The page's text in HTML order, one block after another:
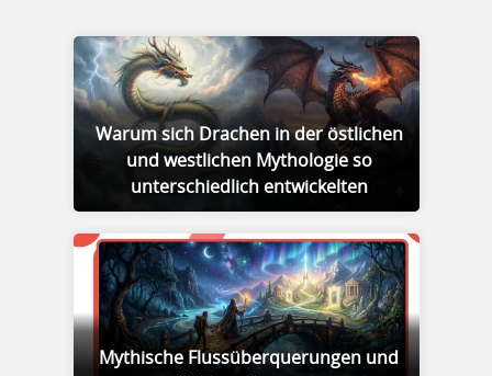
Warum sich Drachen in der östlichen
und westlichen Mythologie so
unterschiedlich entwickelten
Mythische Flussüberquerungen und